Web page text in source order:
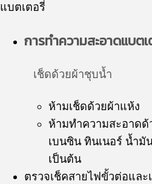
แบตเตอรี่
การทำความสะอาดแบต
เช็ดด้วยผ้าชุบน้ำ
ห้ามเช็ดด้วยผ้าแห้ง
ห้ามทำความสะอาด
เบนซิน ทินเนอร์ น้ำมั
เป็นต้น
ตรวจเช็คสายไฟขั้วต่อและ